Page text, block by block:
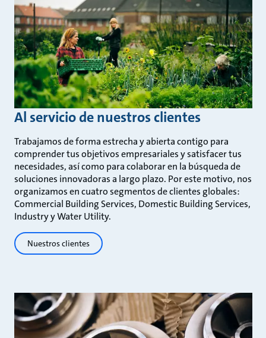
Al servicio de nuestros clientes
Trabajamos de forma estrecha y abierta contigo para
comprender tus objetivos empresariales y satisfacer tus
necesidades, así como para colaborar en la búsqueda de
soluciones innovadoras a largo plazo. Por este motivo, nos
organizamos en cuatro segmentos de clientes globales:
Commercial Building Services, Domestic Building Services,
Industry y Water Utility.
Nuestros clientes